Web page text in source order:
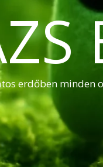
erdőben minden